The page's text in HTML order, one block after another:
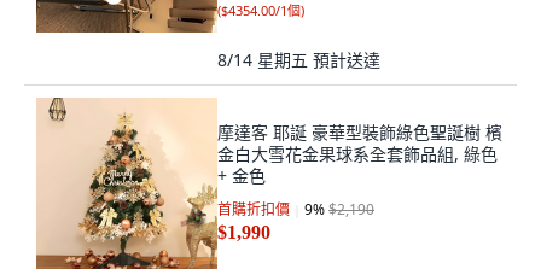
($4354.00/1個)
8/14 星期五 預計送達
摩達客 耶誕 豪華型裝飾綠色聖誕樹 檳
金白大雪花金果球系全套飾品組, 綠色
+ 金色
首購折扣價 9%$2,190
$1,990